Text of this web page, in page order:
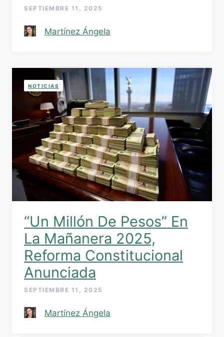
SEPTIEMBRE 11, 2025
Martínez Ángela
NOTICIAS
“Un Millón De Pesos” En
La Mañanera 2025,
Reforma Constitucional
Anunciada
SEPTIEMBRE 11, 2025
Martínez Ángela